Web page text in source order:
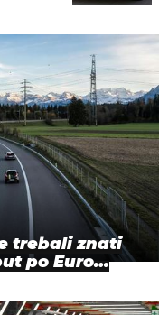
trebali znati
po Euro…